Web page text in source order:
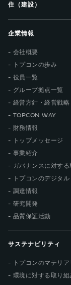
住（建設）
企業情報
会社概要
トプコンの歩み
役員一覧
グループ拠点一覧
経営方針・経営戦略
TOPCON WAY
財務情報
トップメッセージ
事業紹介
ガバナンスに対す
トプコンのデジタ
調達情報
研究開発
品質保証活動
サステナビリティ
トプコンのマテリ
環境に対する取り組